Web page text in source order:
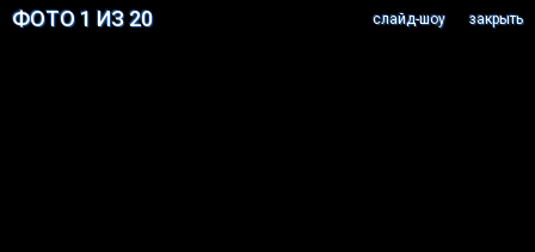
ФОТО 1 ИЗ 20 закрыть
cлайд-шоу